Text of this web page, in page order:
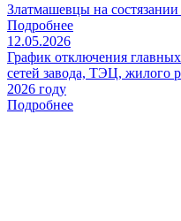
Златмашевцы на состязании
Подробнее
12.05.2026
График отключения
сетей завода, ТЭЦ, жилого
2026 году
Подробнее